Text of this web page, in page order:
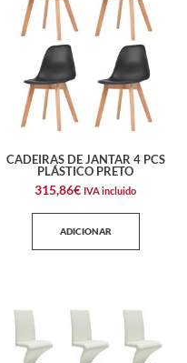
CADEIRAS DE JANTAR 4 PCS
PLÁSTICO PRETO
315,86€ IVA incluido
ADICIONAR